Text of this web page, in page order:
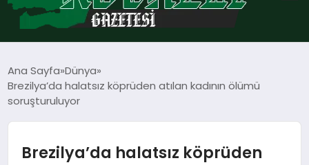
TEKNOLOJI
Ana Sayfa Dünya
Brezilya’da halatsız köprüden atılan kadının ölümü
soruşturuluyor
Brezilya’da halatsız köprüden